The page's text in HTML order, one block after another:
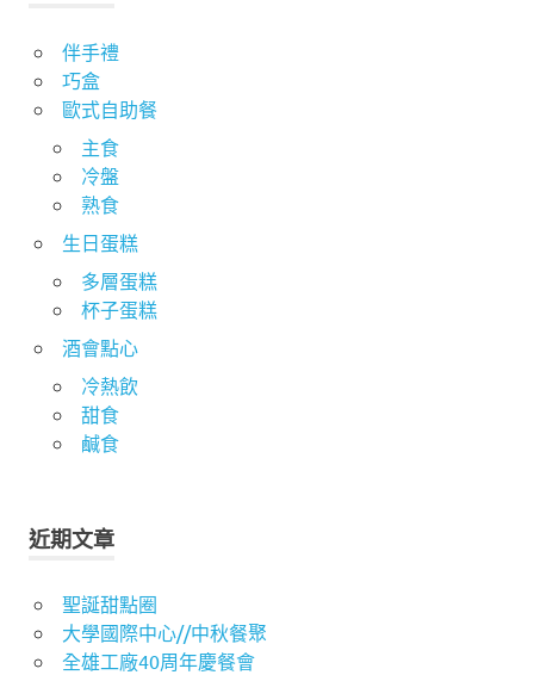
伴手禮
巧盒
歐式自助餐
主食
冷盤
熟食
生日蛋糕
多層蛋糕
杯子蛋糕
酒會點心
冷熱飲
甜食
鹹食
近期文章
聖誕甜點圈
大學國際中心//中秋餐聚
全雄工廠40周年慶餐會